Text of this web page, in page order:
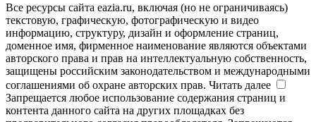
Все ресурсы сайта eazia.ru, включая (но не ограничиваясь)
текстовую, графическую, фотографическую и видео
информацию, структуру, дизайн и оформление страниц,
доменное имя, фирменное наименование являются объектами
авторского права и прав на интеллектуальную собственность,
защищены российским законодательством и международными
соглашениями об охране авторских прав. Читать далее
Запрещается любое использование содержания страниц и
контента данного сайта на других площадках без